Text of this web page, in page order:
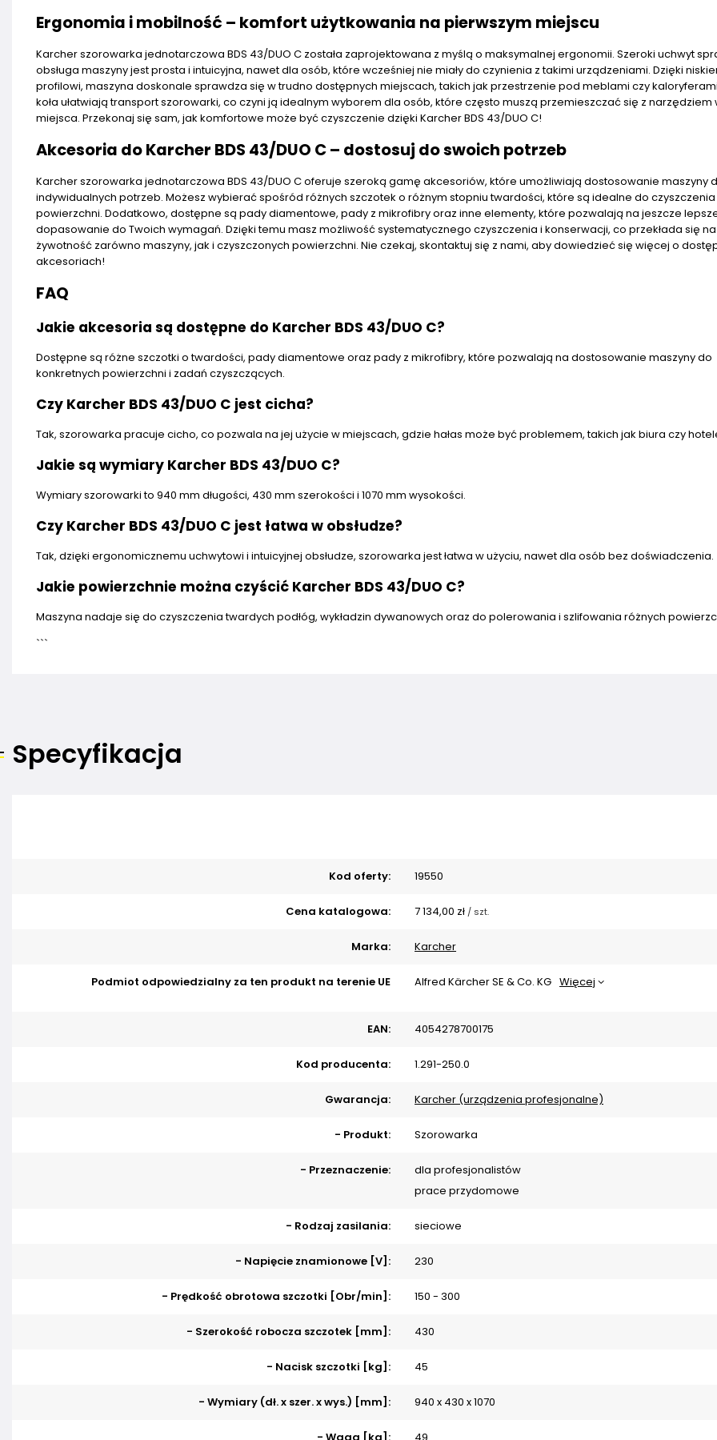
Ergonomia i mobilność – komfort użytkowania na pierwszym miejscu
Karcher szorowarka jednotarczowa BDS 43/DUO C została zaprojektowana z myślą o maksymalnej ergonomii. Szeroki uchwyt
obsługa maszyny jest prosta i intuicyjna, nawet dla osób, które wcześniej nie miały do czynienia z takimi urządzeniami. Dzięki
profilowi, maszyna doskonale sprawdza się w trudno dostępnych miejscach, takich jak przestrzenie pod meblami czy
koła ułatwiają transport szorowarki, co czyni ją idealnym wyborem dla osób, które często muszą przemieszczać się z narzędziem
miejsca. Przekonaj się sam, jak komfortowe może być czyszczenie dzięki Karcher BDS 43/DUO C!
Akcesoria do Karcher BDS 43/DUO C – dostosuj do swoich potrzeb
Karcher szorowarka jednotarczowa BDS 43/DUO C oferuje szeroką gamę akcesoriów, które umożliwiają dostosowanie maszyny
indywidualnych potrzeb. Możesz wybierać spośród różnych szczotek o różnym stopniu twardości, które są idealne do
powierzchni. Dodatkowo, dostępne są pady diamentowe, pady z mikrofibry oraz inne elementy, które pozwalają na jeszcze
dopasowanie do Twoich wymagań. Dzięki temu masz możliwość systematycznego czyszczenia i konserwacji, co przekłada się na
żywotność zarówno maszyny, jak i czyszczonych powierzchni. Nie czekaj, skontaktuj się z nami, aby dowiedzieć się więcej o
akcesoriach!
FAQ
Jakie akcesoria są dostępne do Karcher BDS 43/DUO C?
Dostępne są różne szczotki o twardości, pady diamentowe oraz pady z mikrofibry, które pozwalają na dostosowanie maszyny do
konkretnych powierzchni i zadań czyszczących.
Czy Karcher BDS 43/DUO C jest cicha?
Tak, szorowarka pracuje cicho, co pozwala na jej użycie w miejscach, gdzie hałas może być problemem, takich jak biura czy
Jakie są wymiary Karcher BDS 43/DUO C?
Wymiary szorowarki to 940 mm długości, 430 mm szerokości i 1070 mm wysokości.
Czy Karcher BDS 43/DUO C jest łatwa w obsłudze?
Tak, dzięki ergonomicznemu uchwytowi i intuicyjnej obsłudze, szorowarka jest łatwa w użyciu, nawet dla osób bez doświadczenia.
Jakie powierzchnie można czyścić Karcher BDS 43/DUO C?
Maszyna nadaje się do czyszczenia twardych podłóg, wykładzin dywanowych oraz do polerowania i szlifowania różnych
```
Specyfikacja
Kod oferty: 19550
Cena katalogowa: 7 134,00 zł / szt.
Marka: Karcher
Podmiot odpowiedzialny za ten produkt na terenie UE Alfred Kärcher SE & Co. KG Więcej
EAN: 4054278700175
Kod producenta: 1.291-250.0
Gwarancja: Karcher (urządzenia profesjonalne)
- Produkt: Szorowarka
- Przeznaczenie:
dla profesjonalistów
prace przydomowe
- Rodzaj zasilania: sieciowe
- Napięcie znamionowe ­[V]: 230
- Prędkość obrotowa szczotki [Obr/min]: 150 - 300
- Szerokość robocza szczotek [mm]: 430
- Nacisk szczotki [kg]: 45
- Wymiary (dł. x szer. x wys.) [mm]: 940 x 430 x 1070